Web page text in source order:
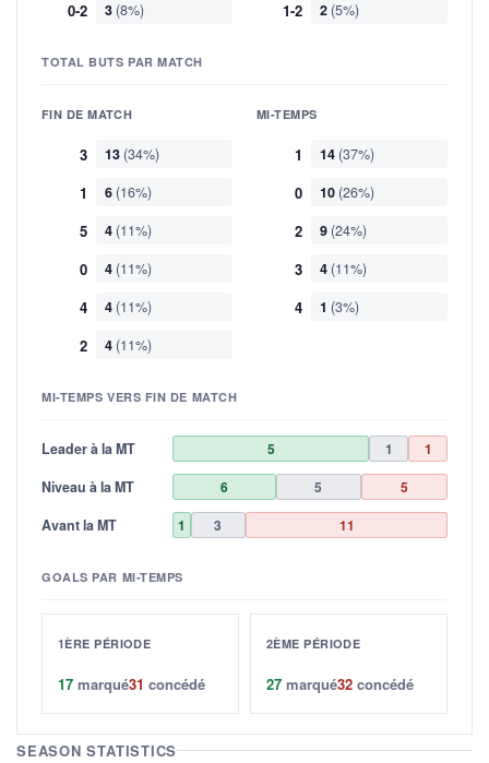
0-2 3 (8%) 1-2 2 (5%)
TOTAL BUTS PAR MATCH
FIN DE MATCH
3 13 (34%)
1 6 (16%)
5 4 (11%)
0 4 (11%)
4 4 (11%)
2 4 (11%)
MI-TEMPS
1 14 (37%)
0 10 (26%)
2 9 (24%)
3 4 (11%)
4 1 (3%)
MI-TEMPS VERS FIN DE MATCH
Leader à la MT 5 1
1
Niveau à la MT
6 5
5
Avant la MT
1 3 11
GOALS PAR MI-TEMPS
1ÈRE PÉRIODE
17 marqué31 concédé
2ÈME PÉRIODE
27 marqué32 concédé
SEASON STATISTICS